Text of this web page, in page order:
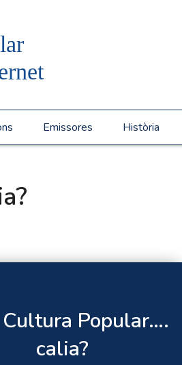
Emissores Història
Cultura Popular….
calia?